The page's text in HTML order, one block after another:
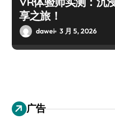
享之旅！
dawei 3 月 5, 2026
广告